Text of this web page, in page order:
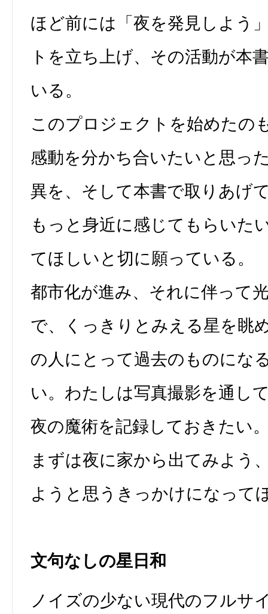
ほど前には「夜を発見しよう
トを立ち上げ、その活動が本
いる。
このプロジェクトを始めたの
感動を分かち合いたいと思っ
異を、そして本書で取りあげ
もっと身近に感じてもらいた
てほしいと切に願っている。
都市化が進み、それに伴って
で、くっきりとみえる星を眺
の人にとって過去のものにな
い。わたしは写真撮影を通し
夜の魔術を記録しておきたい
まずは夜に家から出てみよう
ようと思うきっかけになって
文句なしの星日和
ノイズの少ない現代のフルサ